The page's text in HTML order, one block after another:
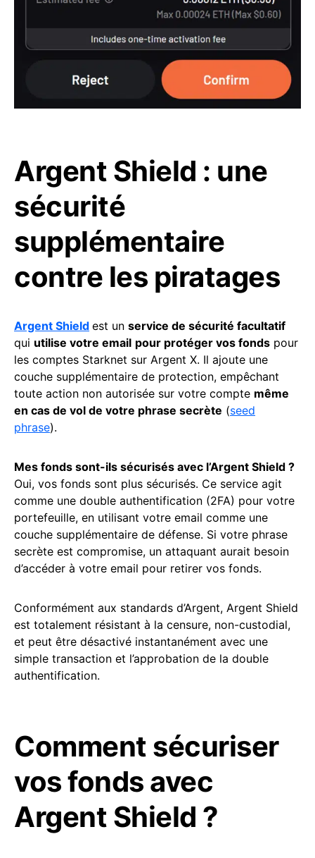
Argent Shield : une
sécurité
supplémentaire
contre les piratages
Argent Shield est un service de sécurité facultatif
qui utilise votre email pour protéger vos fonds pour
les comptes Starknet sur Argent X. Il ajoute une
couche supplémentaire de protection, empêchant
toute action non autorisée sur votre compte même
en cas de vol de votre phrase secrète (seed
phrase).
Mes fonds sont-ils sécurisés avec l’Argent Shield ?
Oui, vos fonds sont plus sécurisés. Ce service agit
comme une double authentification (2FA) pour votre
portefeuille, en utilisant votre email comme une
couche supplémentaire de défense. Si votre phrase
secrète est compromise, un attaquant aurait besoin
d’accéder à votre email pour retirer vos fonds.
Conformément aux standards d’Argent, Argent Shield
est totalement résistant à la censure, non-custodial,
et peut être désactivé instantanément avec une
simple transaction et l’approbation de la double
authentification.
Comment sécuriser
vos fonds avec
Argent Shield ?